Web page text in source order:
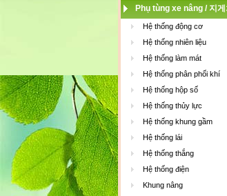
Phụ tùng xe nâng / 지
Hệ thống động cơ
Hệ thống nhiên liệu
Hệ thống làm mát
Hệ thống phân phối khí
Hệ thống hộp số
Hệ thống thủy lực
Hệ thống khung gầm
Hệ thống lái
Hệ thống thắng
Hệ thống điện
Khung nâng